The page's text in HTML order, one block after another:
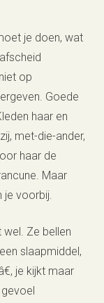
je doen, wat
op
Goede
haar en
met-die-ander,
haar de
Maar
je voorbij.
Ze bellen
slaapmiddel,
je kijkt maar